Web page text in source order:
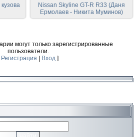
Nissan Skyline GT-R R33 (Даня
Ермолаев - Никита Муминов)
могут только зарегистрированные
пользователи.
Регистрация Вход]